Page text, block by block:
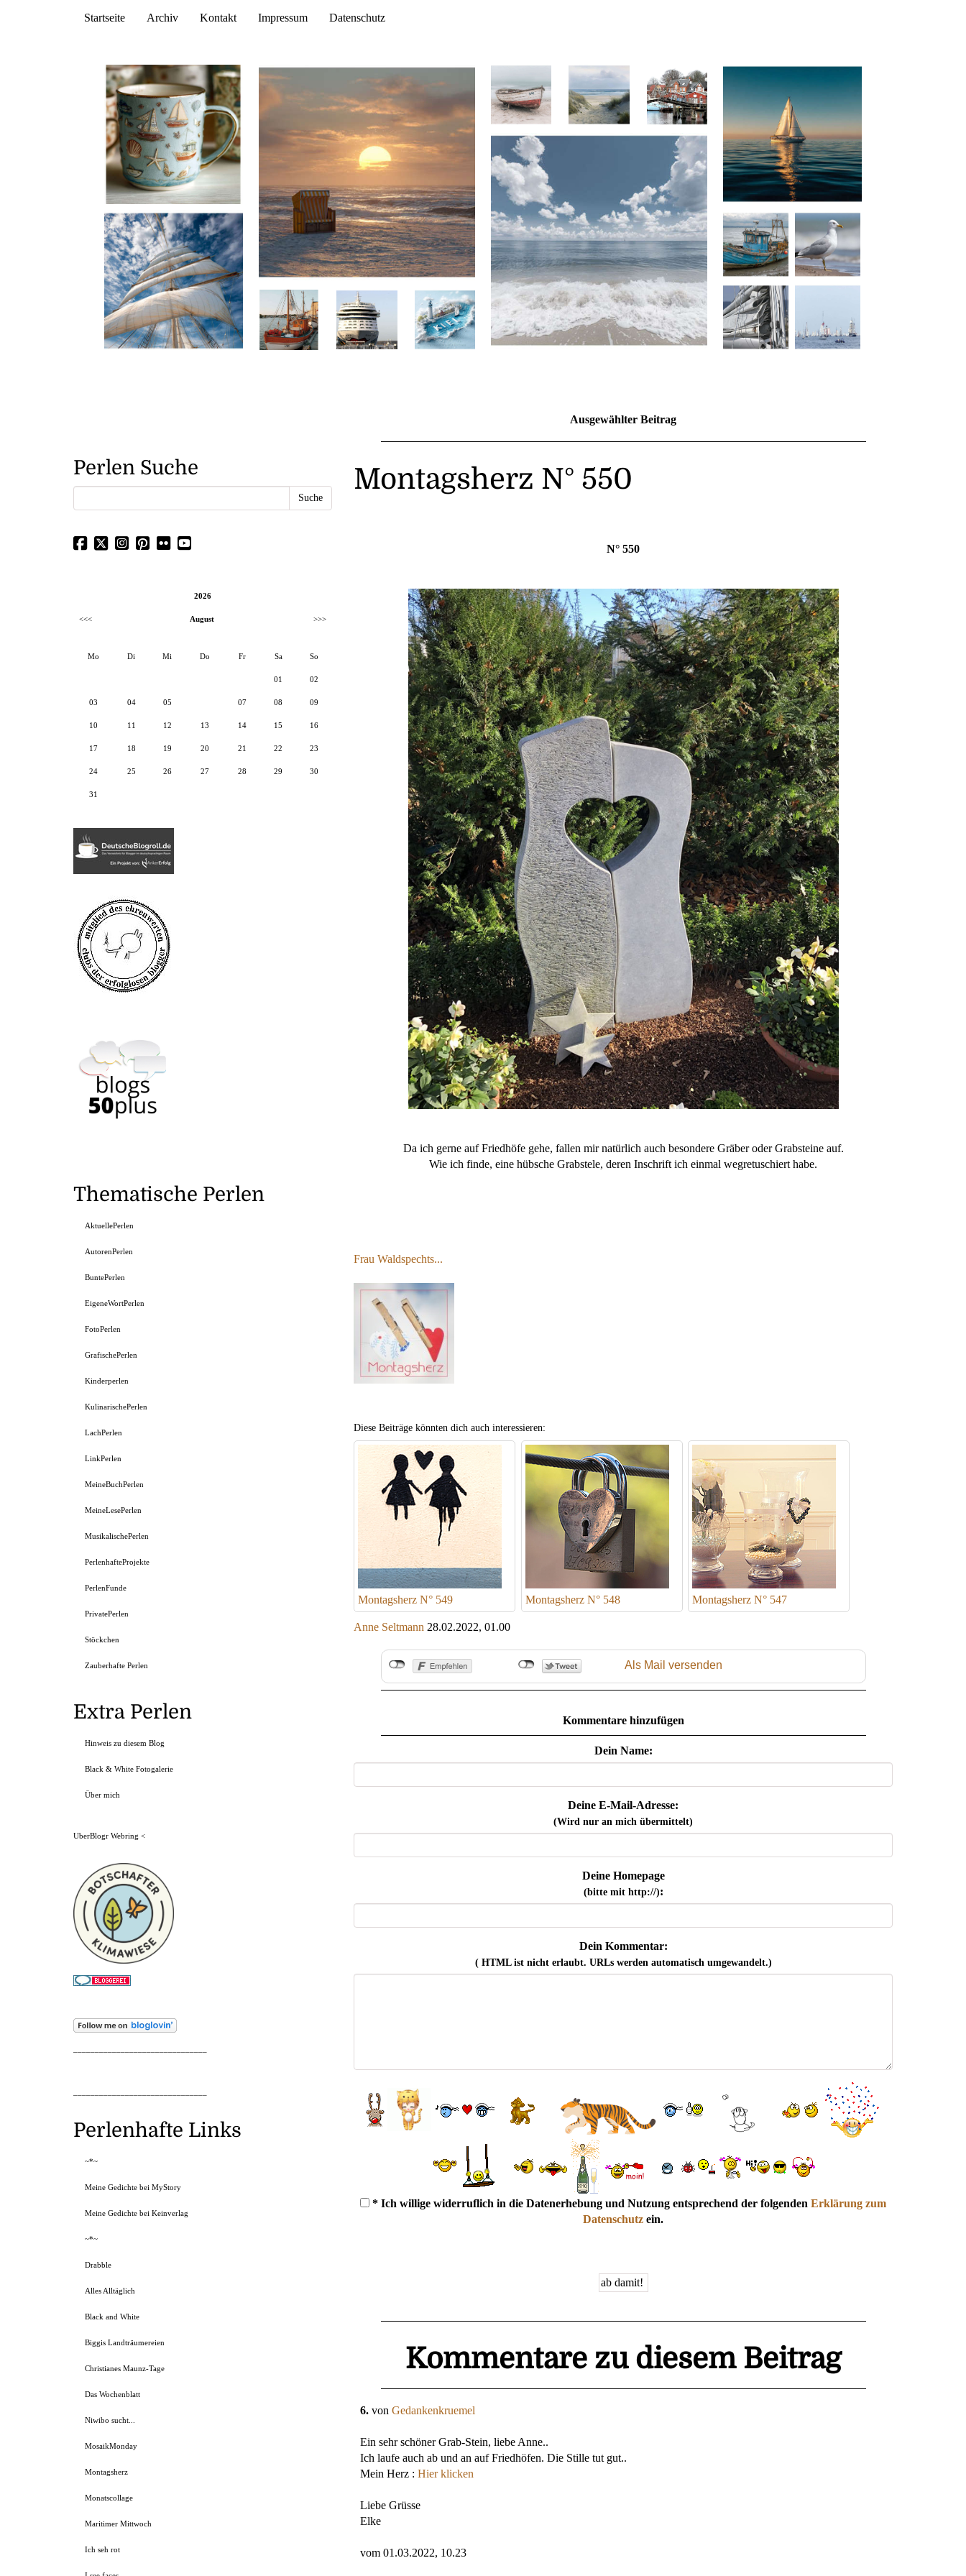
Startseite Archiv Kontakt Impressum Datenschutz
Ausgewählter Beitrag
Montagsherz N° 550
N° 550
Da ich gerne auf Friedhöfe gehe, fallen mir natürlich auch besondere Gräber oder Grabsteine auf.
Wie ich finde, eine hübsche Grabstele, deren Inschrift ich einmal wegretuschiert habe.
Frau Waldspechts...
Diese Beiträge könnten dich auch interessieren:
Montagsherz N° 549 Montagsherz N° 548 Montagsherz N° 547
Anne Seltmann 28.02.2022, 01.00
Als Mail versenden
Kommentare hinzufügen
Dein Name:
Deine E-Mail-Adresse:
(Wird nur an mich übermittelt)
Deine Homepage
(bitte mit http://):
Dein Kommentar:
( HTML ist nichterlaubt. URLs werden automatisch umgewandelt.)
* Ich willige widerruflich in die Datenerhebung und Nutzung entsprechend der folgenden Erklärung zum
Datenschutz ein.
Kommentare zu diesem Beitrag
6. von Gedankenkruemel
Ein sehr schöner Grab-Stein, liebe Anne..
Ich laufe auch ab und an auf Friedhöfen. Die Stille tut gut..
Mein Herz : Hier klicken
Liebe Grüsse
Elke
vom 01.03.2022, 10.23
Perlen Suche
2026
<<< August >>>
Mo Di Mi Do Fr Sa So
01 02
03 04 05 07 08 09
10 11 12 13 14 15 16
17 18 19 20 21 22 23
24 25 26 27 28 29 30
31
Thematische Perlen
AktuellePerlen
AutorenPerlen
BuntePerlen
EigeneWortPerlen
FotoPerlen
GrafischePerlen
Kinderperlen
KulinarischePerlen
LachPerlen
LinkPerlen
MeineBuchPerlen
MeineLesePerlen
MusikalischePerlen
PerlenhafteProjekte
PerlenFunde
PrivatePerlen
Stöckchen
Zauberhafte Perlen
Extra Perlen
Hinweis zu diesem Blog
Black & White Fotogalerie
Über mich
UberBlogr Webring <
Perlenhafte Links
~*~
Meine Gedichte bei MyStory
Meine Gedichte bei Keinverlag
~*~
Drabble
Alles Alltäglich
Black and White
Biggis Landträumereien
Christianes Maunz-Tage
Das Wochenblatt
Niwibo sucht...
MosaikMonday
Montagsherz
Monatscollage
Maritimer Mittwoch
Ich seh rot